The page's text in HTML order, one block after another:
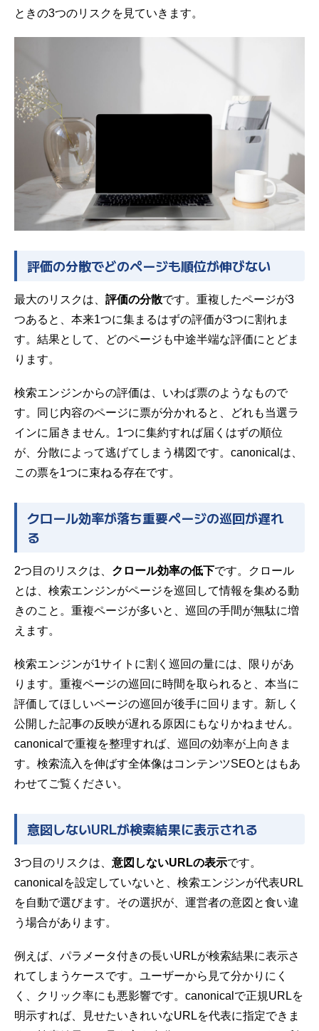
ときの3つのリスクを見ていきます。
評価の分散でどのページも順位が伸びない
最大のリスクは、 評価の分散です。重複したページが3
つあると、本来1つに集まるはずの評価が3つに割れま
す。結果として、どのページも中途半端な評価にとどま
ります。
検索エンジンからの評価は、いわば票のようなもので
す。同じ内容のページに票が分かれると、どれも当選ラ
インに届きません。1つに集約すれば届くはずの順位
が、分散によって逃げてしまう構図です。canonicalは、
この票を1つに束ねる存在です。
クロール効率が落ち重要ページの巡回が遅れ
る
2つ目のリスクは、 クロール効率の低下です。クロール
とは、検索エンジンがページを巡回して情報を集める動
きのこと。重複ページが多いと、巡回の手間が無駄に増
えます。
検索エンジンが1サイトに割く巡回の量には、限りがあ
ります。重複ページの巡回に時間を取られると、本当に
評価してほしいページの巡回が後手に回ります。新しく
公開した記事の反映が遅れる原因にもなりかねません。
canonicalで重複を整理すれば、巡回の効率が上向きま
す。検索流入を伸ばす全体像はコンテンツSEOとは もあ
わせてご覧ください。
意図しないURLが検索結果に表示される
3つ目のリスクは、 意図しないURLの表示です。
canonicalを設定していないと、検索エンジンが代表URL
を自動で選びます。その選択が、運営者の意図と食い違
う場合があります。
例えば、パラメータ付きの長いURLが検索結果に表示さ
れてしまうケースです。ユーザーから見て分かりにく
く、クリック率にも悪影響です。canonicalで正規URLを
明示すれば、見せたいきれいなURLを代表に指定できま